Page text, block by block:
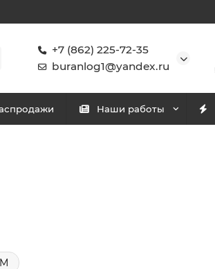
+7 (862) 225-72-35
buranlog1@yandex.ru
Наши работы